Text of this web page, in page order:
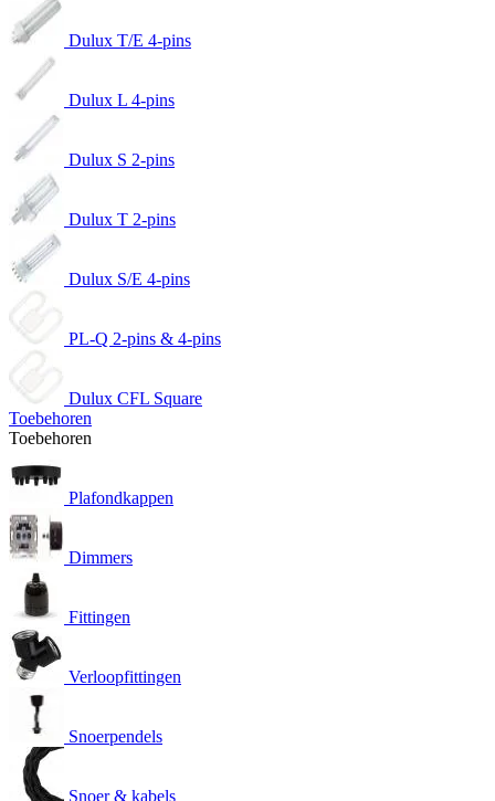
Dulux T/E 4-pins
Dulux L 4-pins
Dulux S 2-pins
Dulux T 2-pins
Dulux S/E 4-pins
PL-Q 2-pins & 4-pins
Dulux CFL Square
Toebehoren
Toebehoren
Plafondkappen
Dimmers
Fittingen
Verloopfittingen
Snoerpendels
Snoer & kabels